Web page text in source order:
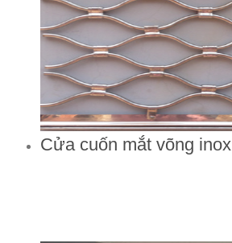
Cửa cuốn mắt võng inox